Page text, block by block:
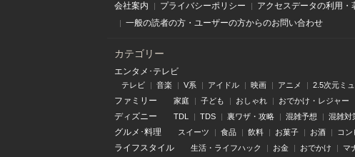
会社案内 プライバシーポリシー アクセスデータの利用・
一般の読者の方・ユーザーの方からのお問い合わせ
カテゴリー
エンタメ･テレビ
テレビ 音楽 V系 アイドル 映画 アニメ 2.5次元ミ
ファミリー 家庭 子ども おしゃれ おでかけ・レジャー
ディズニー TDL TDS 裏ワザ・攻略 混雑予想 混雑対
グルメ･料理 スイーツ 食品 飲料 お菓子 お酒 コン
ライフスタイル 生活・ライフハック お金 おでかけ マ